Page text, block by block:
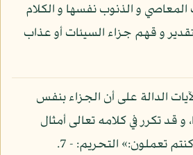
المعاصي و الذنوب نفسها و الكلام
و قهم جزاء السيئات أو عذاب
الدالة على أن الجزاء بنفس
قد تكرر في كلامه تعالى أمثال
تعملون:» التحريم: - 7.